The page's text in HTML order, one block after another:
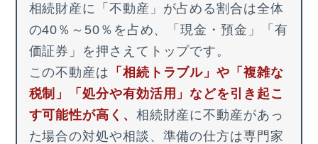
相続財産に「不動産」が占める割合は全体
の40％～50％ を占め、「現金・預金」「有
価証券」を押さえてトップです。
この不動産は 「相続トラブル」や「複雑な
税制」「処分や有効活用」などを引き起こ
す可能性が高く、 相続財産に不動産があっ
た場合の対処や相談、準備の仕方は専門家